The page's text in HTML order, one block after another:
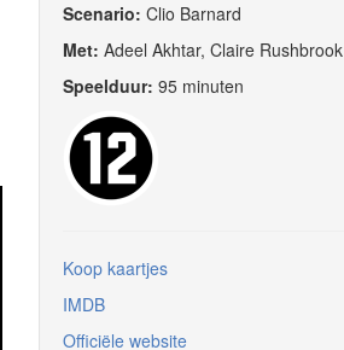
Scenario: Clio Barnard
Met: Adeel Akhtar, Claire Rushbrook
Speelduur: 95 minuten
Koop kaartjes
IMDB
Officiële website